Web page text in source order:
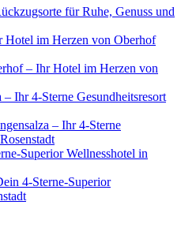
für Ruhe, Genuss und
– Ihr Hotel im Herzen von
– Ihr 4-Sterne
4-Sterne-Superior